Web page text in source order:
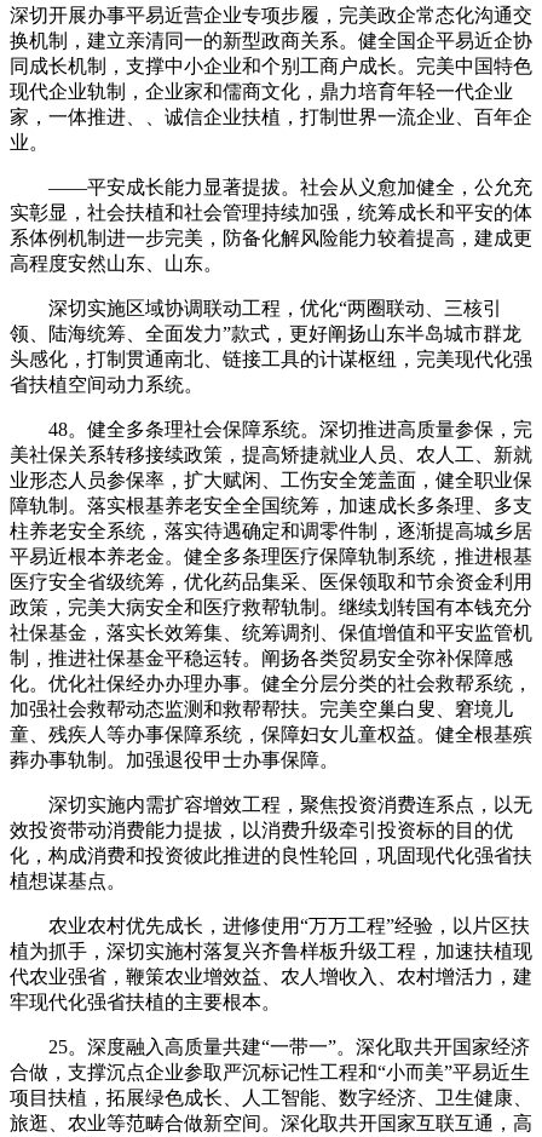
深切开展办事平易近营企业专项步履，完美政企常态化沟通交
换机制，建立亲清同一的新型政商关系。健全国企平易近企协
同成长机制，支撑中小企业和个别工商户成长。完美中国特色
现代企业轨制，企业家和儒商文化，鼎力培育年轻一代企业
家，一体推进、、诚信企业扶植，打制世界一流企业、百年企
业。
——平安成长能力显著提拔。社会从义愈加健全，公允充
实彰显，社会扶植和社会管理持续加强，统筹成长和平安的体
系体例机制进一步完美，防备化解风险能力较着提高，建成更
高程度安然山东、山东。
深切实施区域协调联动工程，优化“两圈联动、三核引
领、陆海统筹、全面发力”款式，更好阐扬山东半岛城市群龙
头感化，打制贯通南北、链接工具的计谋枢纽，完美现代化强
省扶植空间动力系统。
48。健全多条理社会保障系统。深切推进高质量参保，完
美社保关系转移接续政策，提高矫捷就业人员、农人工、新就
业形态人员参保率，扩大赋闲、工伤安全笼盖面，健全职业保
障轨制。落实根基养老安全全国统筹，加速成长多条理、多支
柱养老安全系统，落实待遇确定和调零件制，逐渐提高城乡居
平易近根本养老金。健全多条理医疗保障轨制系统，推进根基
医疗安全省级统筹，优化药品集采、医保领取和节余资金利用
政策，完美大病安全和医疗救帮轨制。继续划转国有本钱充分
社保基金，落实长效筹集、统筹调剂、保值增值和平安监管机
制，推进社保基金平稳运转。阐扬各类贸易安全弥补保障感
化。优化社保经办办理办事。健全分层分类的社会救帮系统，
加强社会救帮动态监测和救帮帮扶。完美空巢白叟、窘境儿
童、残疾人等办事保障系统，保障妇女儿童权益。健全根基殡
葬办事轨制。加强退役甲士办事保障。
深切实施内需扩容增效工程，聚焦投资消费连系点，以无
效投资带动消费能力提拔，以消费升级牵引投资标的目的优
化，构成消费和投资彼此推进的良性轮回，巩固现代化强省扶
植想谋基点。
农业农村优先成长，进修使用“万万工程”经验，以片区扶
植为抓手，深切实施村落复兴齐鲁样板升级工程，加速扶植现
代农业强省，鞭策农业增效益、农人增收入、农村增活力，建
牢现代化强省扶植的主要根本。
25。深度融入高质量共建“一带一”。深化取共开国家经济
合做，支撑沉点企业参取严沉标记性工程和“小而美”平易近生
项目扶植，拓展绿色成长、人工智能、数字经济、卫生健康、
旅逛、农业等范畴合做新空间。深化取共开国家互联互通，高